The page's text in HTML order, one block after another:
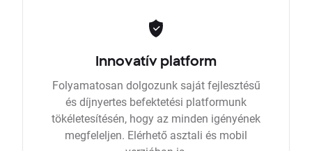
Innovatív platform
Folyamatosan dolgozunk saját fejlesztésű
és díjnyertes befektetési platformunk
tökéletesítésén, hogy az minden igényének
megfeleljen. Elérhető asztali és mobil